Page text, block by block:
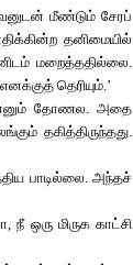
மீண்டும் சேரப்
தனிமையில்
மறைத்ததில்லை.
தெரியும்.’
தோணல. அதை
தகித்திருந்தது.
பாடில்லை. அந்தச்
ஒரு மிருக காட்சி